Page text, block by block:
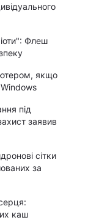
Флеш
якщо
під
заявив
сітки
за
каш